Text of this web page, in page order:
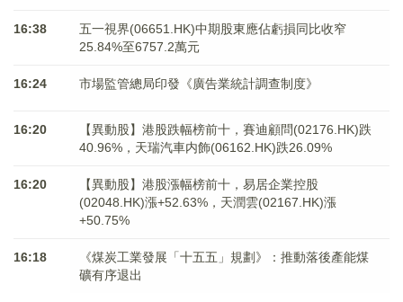
16:38
五一視界(06651.HK)中期股東應佔虧損同比收窄
25.84%至6757.2萬元
16:24 市場監管總局印發《廣告業統計調查制度》
16:20
【異動股】港股跌幅榜前十，賽迪顧問(02176.HK)跌
40.96%，天瑞汽車内飾(06162.HK)跌26.09%
16:20
【異動股】港股漲幅榜前十，易居企業控股
(02048.HK)漲+52.63%，天潤雲(02167.HK)漲
+50.75%
16:18
《煤炭工業發展「十五五」規劃》：推動落後產能煤
礦有序退出